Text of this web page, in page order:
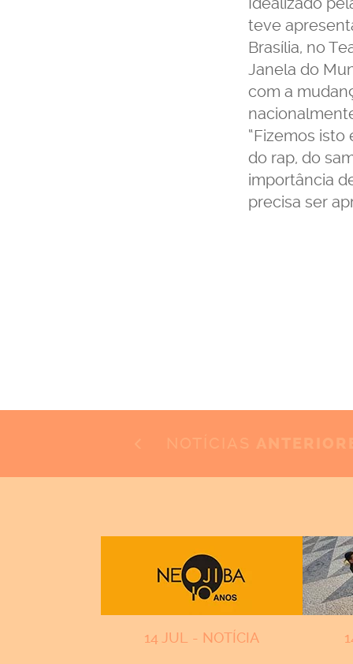
teve
Brasília, no
Janela do
com a
“Fizemos
do rap, do
importância
precisa ser
14 JUL - NOTÍCIA